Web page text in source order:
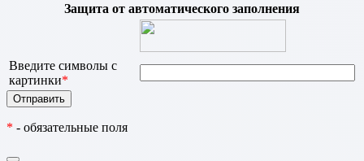
Защита от автоматического заполнения
Введите символы с
картинки*
* - обязательные поля